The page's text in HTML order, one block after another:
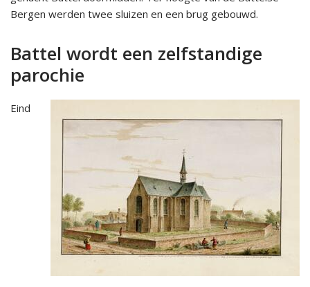
Bergen werden twee sluizen en een brug gebouwd.
Battel wordt een zelfstandige
parochie
Eind